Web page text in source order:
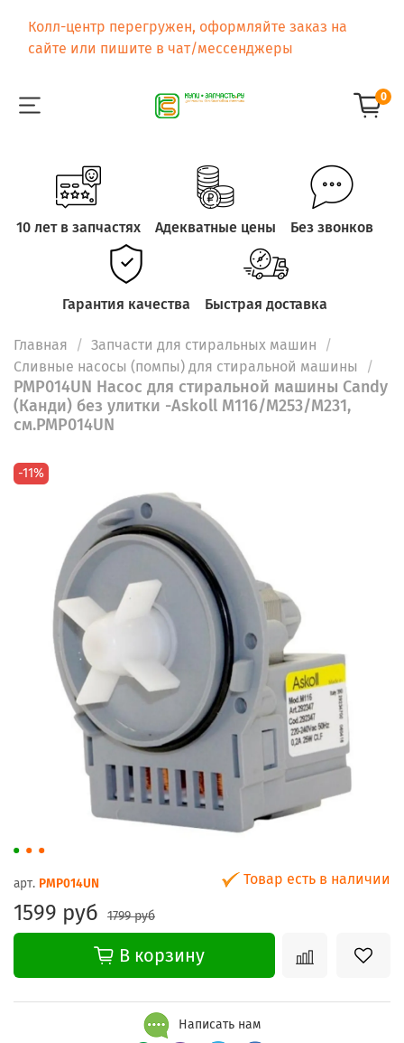
Колл-центр перегружен, оформляйте заказ на
сайте или пишите в чат/мессенджеры
0
10 лет в запчастях Адекватные цены Без звонков
Гарантия качества Быстрая доставка
Главная
Запчасти для стиральных машин
Сливные насосы (помпы) для стиральной машины
PMP014UN Насос для стиральной машины Candy
(Канди) без улитки -Askoll M116/M253/M231,
см.PMP014UN
-11%
арт. PMP014UN Товар есть в наличии
1599 руб 1799 руб
В корзину
Написать нам